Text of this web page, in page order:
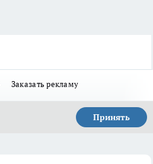
Заказать рекламу
Принять